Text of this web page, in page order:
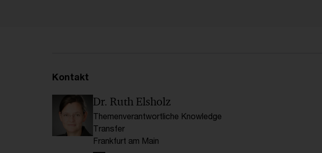
Kontakt
Dr. Ruth Elsholz
Themenverantwortliche Knowledge
Transfer
Frankfurt am Main